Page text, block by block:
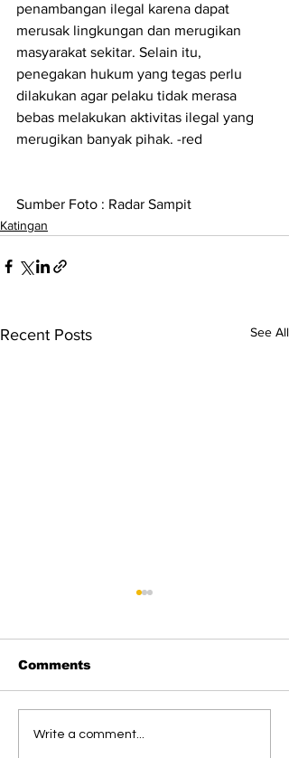
penambangan ilegal karena dapat
merusak lingkungan dan merugikan
masyarakat sekitar. Selain itu,
penegakan hukum yang tegas perlu
dilakukan agar pelaku tidak merasa
bebas melakukan aktivitas ilegal yang
merugikan banyak pihak. -red
Sumber Foto : Radar Sampit
Katingan
Recent Posts See All
Saiful Targetkan
Comments
Write a comment...